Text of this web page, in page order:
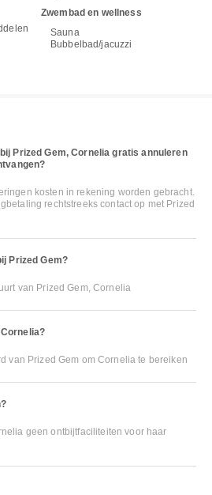
Zwembad en wellness
Sauna
Bubbelbad/jacuzzi
Prized Gem, Cornelia gratis annuleren
kosten in rekening worden gebracht.
rechtstreeks contact op met Prized
Prized Gem?
van Prized Gem, Cornelia
van Prized Gem om Cornelia te bereiken
geen ontbijtfaciliteiten voor haar